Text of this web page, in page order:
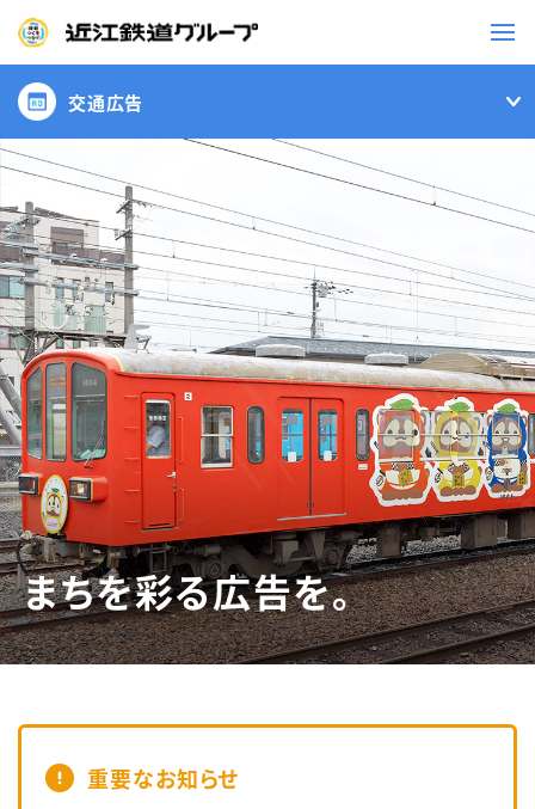
鉄道
バス
事業一覧
観光・イベント情報
ニュースリリース
企業情報
採用情報
お問い合わせ一覧
English 簡体中文 繁体中文 한국어
交通広告
まちを彩る広告を。
重要なお知らせ